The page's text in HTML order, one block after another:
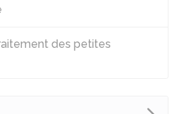
des petites